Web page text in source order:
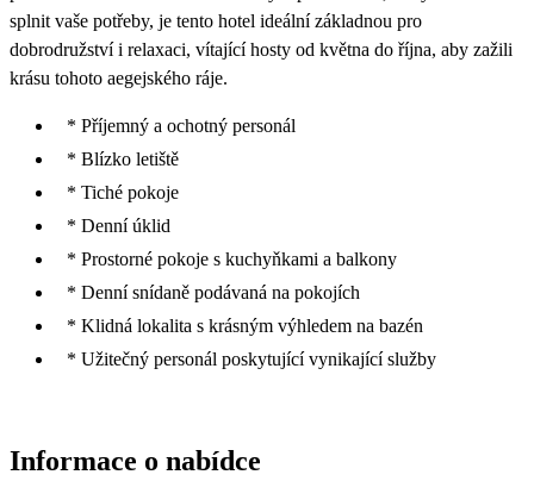
splnit vaše potřeby, je tento hotel ideální základnou pro
dobrodružství i relaxaci, vítající hosty od května do října, aby zažili
krásu tohoto aegejského ráje.
* Příjemný a ochotný personál
* Blízko letiště
* Tiché pokoje
* Denní úklid
* Prostorné pokoje s kuchyňkami a balkony
* Denní snídaně podávaná na pokojích
* Klidná lokalita s krásným výhledem na bazén
* Užitečný personál poskytující vynikající služby
Informace o nabídce